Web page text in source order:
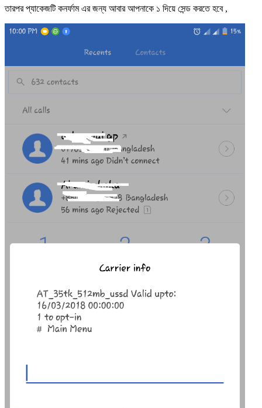
তারপর প্যাকেজটি কনর্ফাম এর জন্য আবার আপনাকে ১ দিয়ে সেন্ড করতে হবে ,